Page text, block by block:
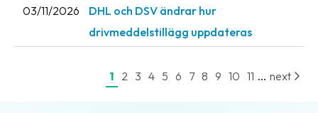
Contact
03/11/2026
DHL och DSV ändrar hur
drivmeddelstillägg uppdateras
1 2 3 4 5 6 7 8 9 10 11 ... next